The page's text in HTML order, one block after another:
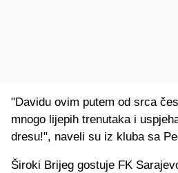
"Davidu ovim putem od srca
mnogo lijepih trenutaka i
dresu!", naveli su iz kluba sa
Široki Brijeg gostuje FK